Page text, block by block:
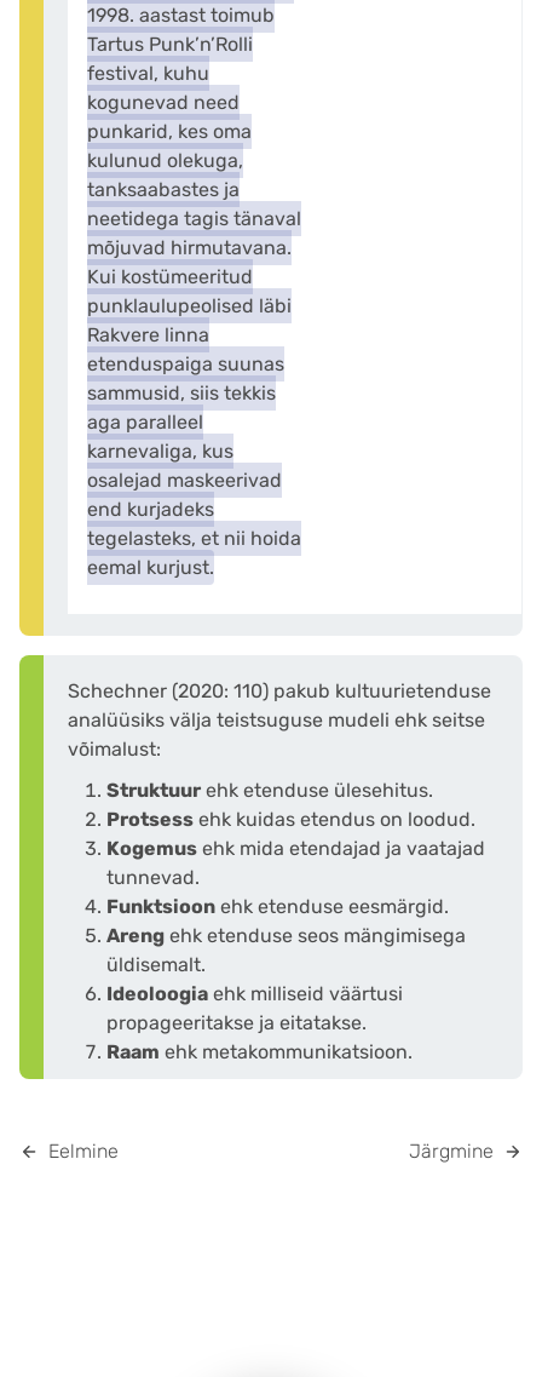
1998. aastast toimub
Tartus Punk’n’Rolli
festival, kuhu
kogunevad need
punkarid, kes oma
kulunud olekuga,
tanksaabastes ja
neetidega tagis tänaval
mõjuvad hirmutavana.
Kui kostümeeritud
punklaulupeolised läbi
Rakvere linna
etenduspaiga suunas
sammusid, siis tekkis
aga paralleel
karnevaliga, kus
osalejad maskeerivad
end kurjadeks
tegelasteks, et nii hoida
eemal kurjust.
Schechner (2020: 110) pakub kultuurietenduse
analüüsiks välja teistsuguse mudeli ehk seitse
võimalust:
Struktuur ehk etenduse ülesehitus.
Protsess ehk kuidas etendus on loodud.
Kogemus ehk mida etendajad ja vaatajad
tunnevad.
Funktsioon ehk etenduse eesmärgid.
Areng ehk etenduse seos mängimisega
üldisemalt.
Ideoloogia ehk milliseid väärtusi
propageeritakse ja eitatakse.
Raam ehk metakommunikatsioon.
Eelmine Järgmine